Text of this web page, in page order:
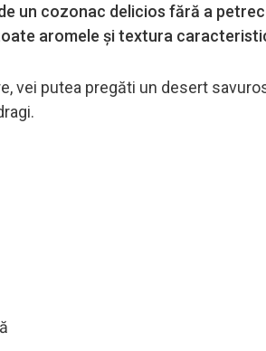
un cozonac delicios fără a
aromele și textura
vei putea pregăti un desert